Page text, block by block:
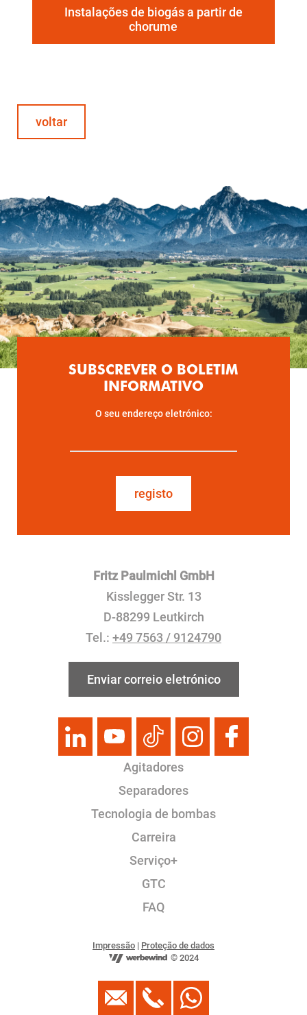
Instalações de biogás a partir de
chorume
voltar
SUBSCREVER O BOLETIM
INFORMATIVO
O seu endereço eletrónico:
registo
Fritz Paulmichl GmbH
Kisslegger Str. 13
D-88299 Leutkirch
Tel.: +49 7563 / 9124790
Enviar correio eletrónico
Agitadores
Separadores
Tecnologia de bombas
Carreira
Serviço+
GTC
FAQ
Impressão | Proteção de dados
© 2024